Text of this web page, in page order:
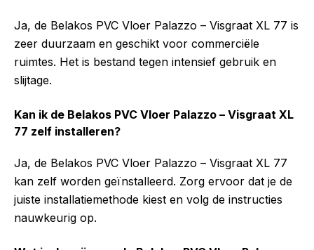
Ja, de Belakos PVC Vloer Palazzo – Visgraat XL 77 is
zeer duurzaam en geschikt voor commerciële
ruimtes. Het is bestand tegen intensief gebruik en
slijtage.
Kan ik de Belakos PVC Vloer Palazzo – Visgraat XL
77 zelf installeren?
Ja, de Belakos PVC Vloer Palazzo – Visgraat XL 77
kan zelf worden geïnstalleerd. Zorg ervoor dat je de
juiste installatiemethode kiest en volg de instructies
nauwkeurig op.